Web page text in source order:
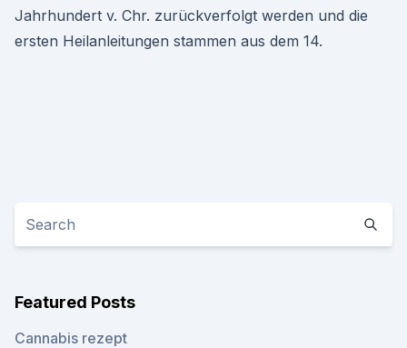
Jahrhundert v. Chr. zurückverfolgt werden und die
ersten Heilanleitungen stammen aus dem 14.
Featured Posts
Cannabis rezept